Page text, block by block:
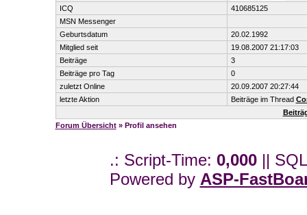
ICQ
410685125
MSN Messenger
Geburtsdatum
20.02.1992
Mitglied seit
19.08.2007 21:17:03
Beiträge
3
Beiträge pro Tag
0
zuletzt Online
20.09.2007 20:27:44
letzte Aktion
Beiträge im Thread
Forum Übersicht» Profil ansehen
.: Script-Time: 0,000||
Powered by ASP-